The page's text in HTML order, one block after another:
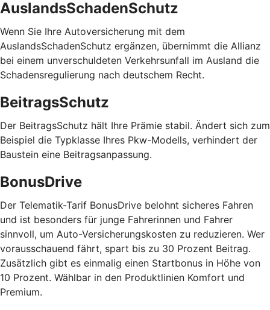
AuslandsSchadenSchutz
Wenn Sie Ihre Autoversicherung mit dem
AuslandsSchadenSchutz ergänzen, übernimmt die Allianz
bei einem unverschuldeten Verkehrsunfall im Ausland die
Schadensregulierung nach deutschem Recht.
BeitragsSchutz
Der BeitragsSchutz hält Ihre Prämie stabil. Ändert sich zum
Beispiel die Typklasse Ihres Pkw-Modells, verhindert der
Baustein eine Beitragsanpassung.
BonusDrive
Der Telematik-Tarif BonusDrive belohnt sicheres Fahren
und ist besonders für junge Fahrerinnen und Fahrer
sinnvoll, um Auto-Versicherungskosten zu reduzieren. Wer
vorausschauend fährt, spart bis zu 30 Prozent Beitrag.
Zusätzlich gibt es einmalig einen Startbonus in Höhe von
10 Prozent. Wählbar in den Produktlinien Komfort und
Premium.